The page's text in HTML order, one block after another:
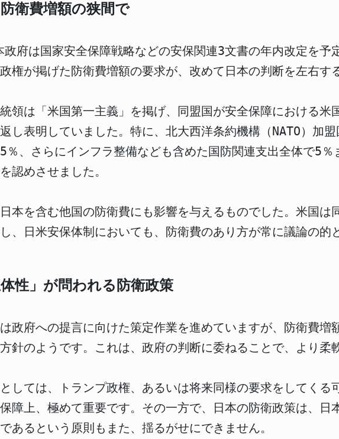
衛費増額の狭間で
府は国家安全保障戦略などの安保関連3文書の年内改定を予
権が掲げた防衛費増額の要求が、改めて日本の判断を左右す
領は「米国第一主義」を掲げ、同盟国が安全保障における
し表明していました。特に、北大西洋条約機構（NATO）加
％、さらにインフラ整備なども含めた国防関連支出全体で5
認めさせました。
本を含む他国の防衛費にも影響を与えるものでした。米国
、日米安保体制においても、防衛費のあり方が常に議論の的
性」が問われる防衛政策
政府への提言に向けた策定作業を進めていますが、防衛費
針のようです。これは、政府の判断に委ねることで、より柔
しては、トランプ政権、あるいは将来同様の要求をしてく
障上、極めて重要です。その一方で、日本の防衛政策は、日
あるという原則もまた、揺るがせにできません。